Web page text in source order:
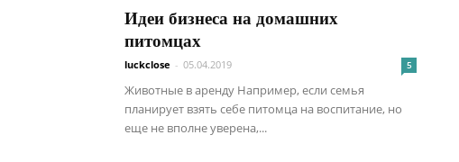
Идеи бизнеса на домашних
питомцах
luckclose - 05.04.2019 5
Животные в аренду Например, если семья
планирует взять себе питомца на воспитание, но
еще не вполне уверена,...